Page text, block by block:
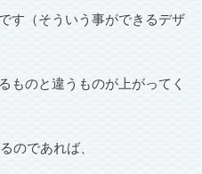
す（そういう事ができるデザ
ものと違うものが上がってく
のであれば、